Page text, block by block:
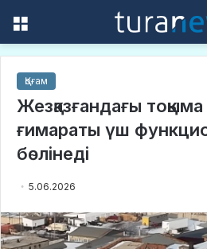
Қоғам
Жезқазғандағы
ғимараты үш
бөлінеді
5.06.2026